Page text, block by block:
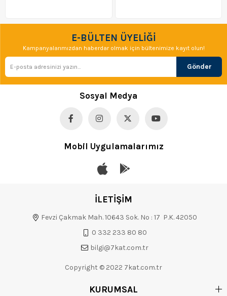
E-BÜLTEN ÜYELİĞİ
Kampanyalarımızdan haberdar olmak için bültenimize kayıt olun!
Gönder
Sosyal Medya
Mobil Uygulamalarımız
İLETİŞİM
Fevzi Çakmak Mah. 10643 Sok. No : 17 P.K. 42050
0 332 233 80 80
bilgi@7kat.com.tr
Copyright © 2022 7kat.com.tr
KURUMSAL